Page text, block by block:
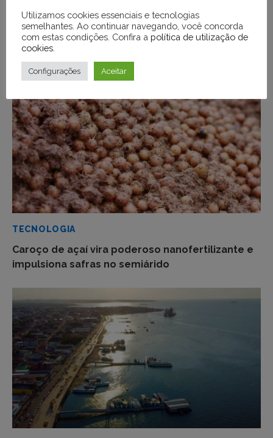
MEIO AMBIENTE
Aberto edital para apoio a iniciativas em
territórios da Amazônia Legal
TECNOLOGIA
Caroço de açaí vira poderoso nanofertilizante e
impulsiona safras no semiárido
Utilizamos cookies essenciais e tecnologias
semelhantes. Ao continuar navegando, você concorda
com estas condições. Confira a política de utilização de
cookies
Configurações Aceitar